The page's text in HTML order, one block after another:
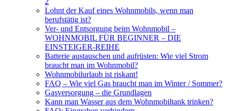
Lohnt der Kauf eines Wohnmobils, wenn man
berufstätig ist?
Ver- und Entsorgung beim Wohnmobil –
WOHNMOBIL FÜR BEGINNER – DIE
EINSTEIGER-REIHE
Batterie austauschen und aufrüsten: Wie viel Strom
braucht man im Wohnmobil?
Wohnmobilurlaub ist riskant!
FAQ – Wie viel Gas braucht man im Winter / Sommer?
Gasversorgung – die Grundlagen
Kann man Wasser aus dem Wohnmobiltank trinken?